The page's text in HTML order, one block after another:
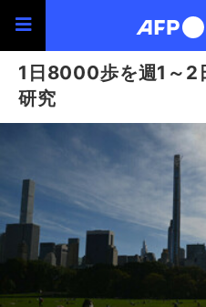
1日8000歩を週1～2
研究